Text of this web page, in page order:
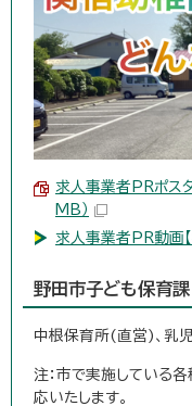
求人事業者PRポス
MB）
求人事業者PR動画
野田市子ども保育課
中根保育所(直営)、乳
注：市で実施している
応いたします。